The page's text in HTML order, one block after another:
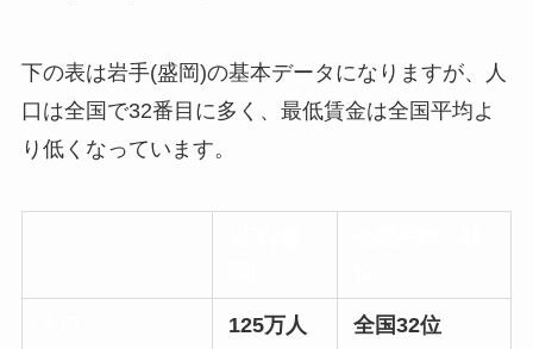
下の表は岩手(盛岡)の基本データになりますが、人
口は全国で32番目に多く、最低賃金は全国平均よ
り低くなっています。
125万人 全国32位